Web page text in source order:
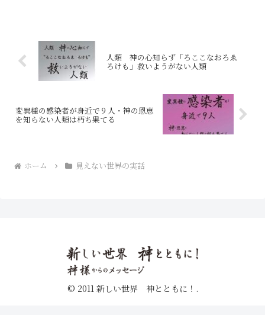
人類 神の心知らず「ろここなおろゑ
ろけも」救いようがない人類
変異種の感染者が身近で９人・神の恩恵
を知らない人類は朽ち果てる
ホーム 見えない世界の実話
© 2011 新しい世界 神とともに！.